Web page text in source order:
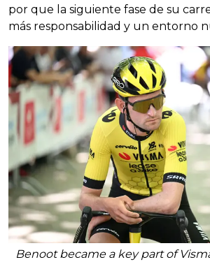
por que la siguiente fase de su
más responsabilidad y un entorno
Benoot became a key part of